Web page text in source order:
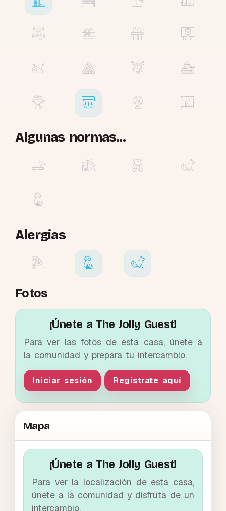
Algunas normas...
Alergias
Fotos
¡Únete a The Jolly Guest!
Para ver las fotos de esta casa, únete a
la comunidad y prepara tu intercambio.
Iniciar sesión Regístrate aquí
Mapa
¡Únete a The Jolly Guest!
Para ver la localización de esta casa,
únete a la comunidad y disfruta de un
intercambio.